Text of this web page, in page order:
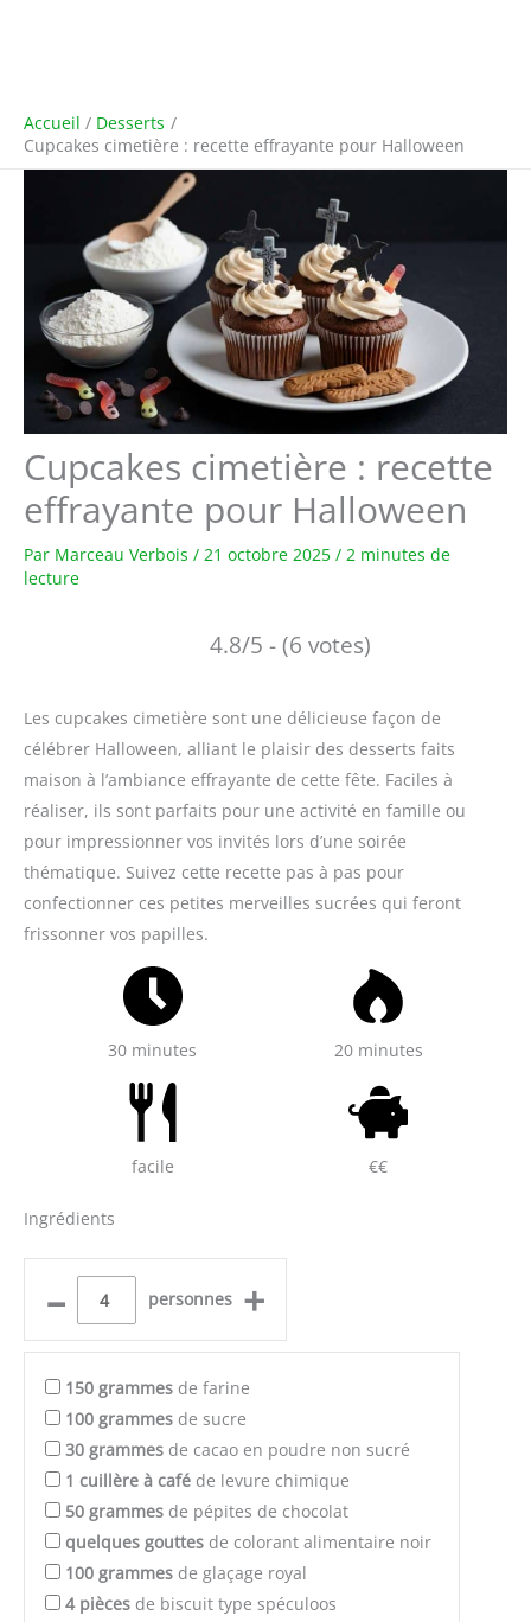
Accueil
Desserts
Cupcakes cimetière : recette effrayante pour Halloween
Cupcakes cimetière : recette
effrayante pour Halloween
Par Marceau Verbois / 21 octobre 2025 / 2 minutes de
lecture
4.8/5 - (6 votes)
Les cupcakes cimetière sont une délicieuse façon de
célébrer Halloween, alliant le plaisir des desserts faits
maison à l’ambiance effrayante de cette fête. Faciles à
réaliser, ils sont parfaits pour une activité en famille ou
pour impressionner vos invités lors d’une soirée
thématique. Suivez cette recette pas à pas pour
confectionner ces petites merveilles sucrées qui feront
frissonner vos papilles.
30 minutes 20 minutes
facile €€
Ingrédients
– personnes +
150 grammes de farine
100 grammes de sucre
30 grammes de cacao en poudre non sucré
1 cuillère à café de levure chimique
50 grammes de pépites de chocolat
quelques gouttes de colorant alimentaire noir
100 grammes de glaçage royal
4 pièces de biscuit type spéculoos